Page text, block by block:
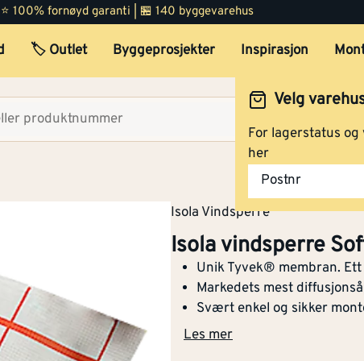
100% fornøyd garanti | 🏪 140 byggevarehus
🏷️ Outlet Byggeprosjekter Inspirasjon
Velg
For lagerstatus
her
Postnr
Isola Vindsperre
Isola vindsperre
Unik Tyvek® membran.
Markedets mest
Svært enkel og sikker
Les mer
Isola vindsperre Softxtra
1,30x50 m
Vindsperre Soft Xtra
Isola vindsperre Softxtra
2,80x50 m